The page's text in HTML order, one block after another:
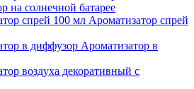
на солнечной батарее
Ароматизатор спрей
Ароматизатор в